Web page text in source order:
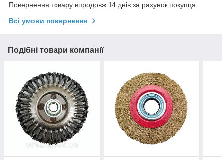
Повернення товару впродовж 14 днів за рахунок покупця
Всі умови повернення
Подібні товари компанії